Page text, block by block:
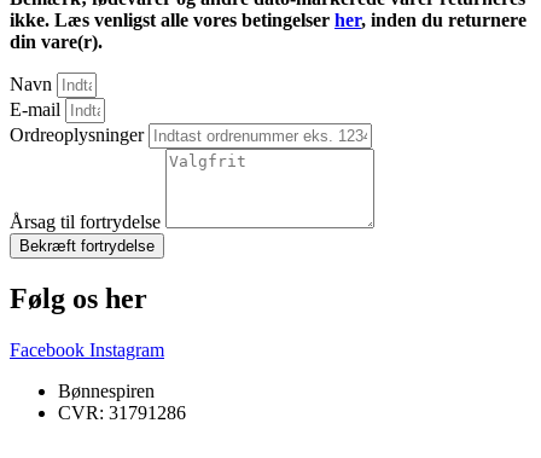
ikke. Læs venligst alle vores betingelser her, inden du returnere
din vare(r).
Navn
E-mail
Ordreoplysninger
Årsag til fortrydelse
Bekræft fortrydelse
Følg os her
Facebook Instagram
Bønnespiren
CVR: 31791286